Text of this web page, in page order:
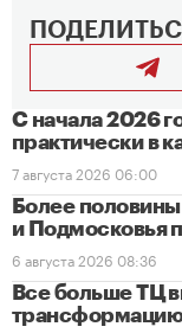
С начала 2026
практически в
7 августа 2026 06:00
Более
и Подмосковья
6 августа 2026 08:36
Все больше ТЦ
трансформацию